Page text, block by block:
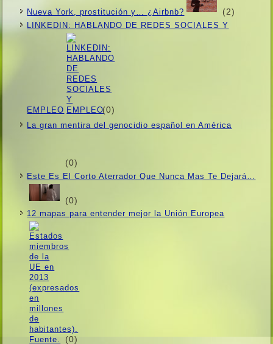
Nueva York, prostitución y… ¿Airbnb? (2)
LINKEDIN: HABLANDO DE REDES SOCIALES Y
EMPLEO (0)
La gran mentira del genocidio español en América
(0)
Este Es El Corto Aterrador Que Nunca Mas Te Dejará…
(0)
12 mapas para entender mejor la Unión Europea
(0)